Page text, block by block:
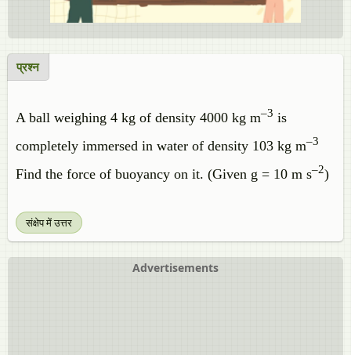
प्रश्न
A ball weighing 4 kg of density 4000 kg m–3 is
completely immersed in water of density 103 kg m–3
Find the force of buoyancy on it. (Given g = 10 m s–2)
संक्षेप में उत्तर
Advertisements